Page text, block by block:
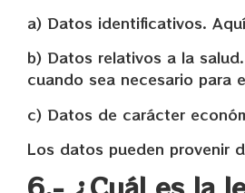
a) Datos identificativos.
b) Datos relativos a la
cuando sea necesario para
c) Datos de carácter
Los datos pueden provenir